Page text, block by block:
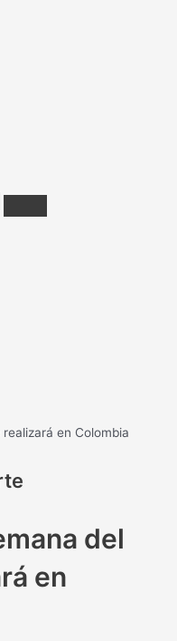
en Colombia
del
en